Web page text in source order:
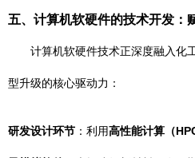
五、计算机软硬件的技术开发：
计算机软硬件技术正深度融入化
型升级的核心驱动力：
研发设计环节 ：利用高性能计算（